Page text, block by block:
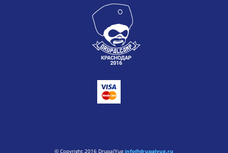
© Copyright 2016 DrupalYuginfo@drupalyug.ru